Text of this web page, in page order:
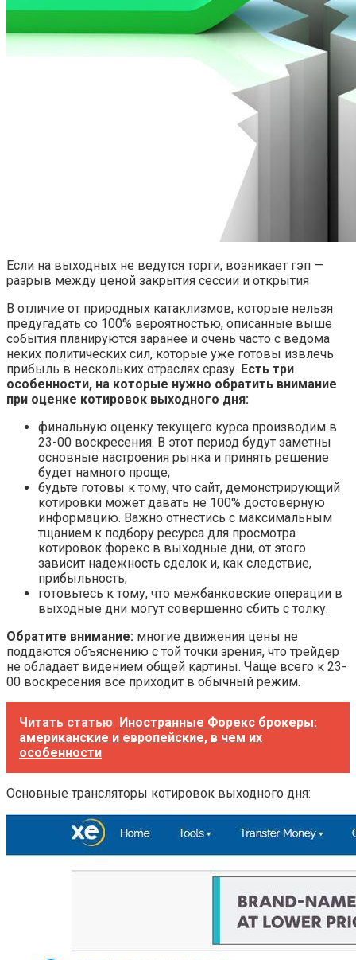
Если на выходных не ведутся торги, возникает гэп —
разрыв между ценой закрытия сессии и открытия
В отличие от природных катаклизмов, которые нельзя
предугадать со 100% вероятностью, описанные выше
события планируются заранее и очень часто с ведома
неких политических сил, которые уже готовы извлечь
прибыль в нескольких отраслях сразу. Есть три
особенности, на которые нужно обратить внимание
при оценке котировок выходного дня:
финальную оценку текущего курса производим в
23-00 воскресения. В этот период будут заметны
основные настроения рынка и принять решение
будет намного проще;
будьте готовы к тому, что сайт, демонстрирующий
котировки может давать не 100% достоверную
информацию. Важно отнестись с максимальным
тщанием к подбору ресурса для просмотра
котировок форекс в выходные дни, от этого
зависит надежность сделок и, как следствие,
прибыльность;
готовьтесь к тому, что межбанковские операции в
выходные дни могут совершенно сбить с толку.
Обратите внимание: многие движения цены не
поддаются объяснению с той точки зрения, что трейдер
не обладает видением общей картины. Чаще всего к 23-
00 воскресения все приходит в обычный режим.
Читать статью Иностранные Форекс брокеры:
американские и европейские, в чем их
особенности
Основные трансляторы котировок выходного дня: